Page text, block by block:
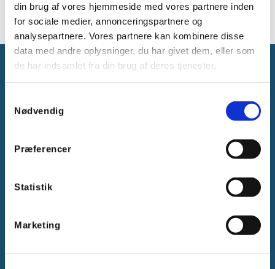
din brug af vores hjemmeside med vores partnere inden
for sociale medier, annonceringspartnere og
analysepartnere. Vores partnere kan kombinere disse
data med andre oplysninger, du har givet dem, eller som
de har indsamlet fra din brug af deres tjenester.
Nødvendig
Præferencer
Statistik
Marketing
E-mail: